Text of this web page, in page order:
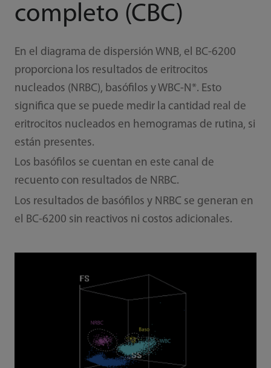
completo (CBC)
En el diagrama de dispersión WNB, el BC-6200
proporciona los resultados de eritrocitos
nucleados (NRBC), basófilos y WBC-N*. Esto
significa que se puede medir la cantidad real de
eritrocitos nucleados en hemogramas de rutina, si
están presentes.
Los basófilos se cuentan en este canal de
recuento con resultados de NRBC.
Los resultados de basófilos y NRBC se generan en
el BC-6200 sin reactivos ni costos adicionales.